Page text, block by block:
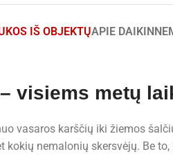
IŠ OBJEKTŲAPIE DAIKIN
visiems metų
vasaros karščių iki žiemos
nemalonių skersvėjų. Be